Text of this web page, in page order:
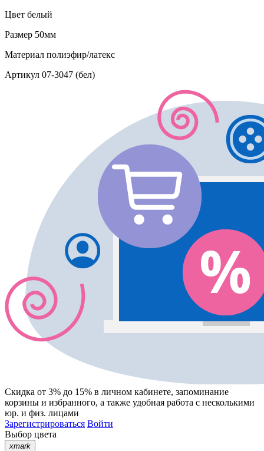
Цвет белый
Размер 50мм
Материал полиэфир/латекс
Артикул 07-3047 (бел)
Скидка от 3% до 15% в личном кабинете, запоминание
корзины и избранного, а также удобная работа с несколькими
юр. и физ. лицами
Зарегистрироваться Войти
Выбор цвета
xmark